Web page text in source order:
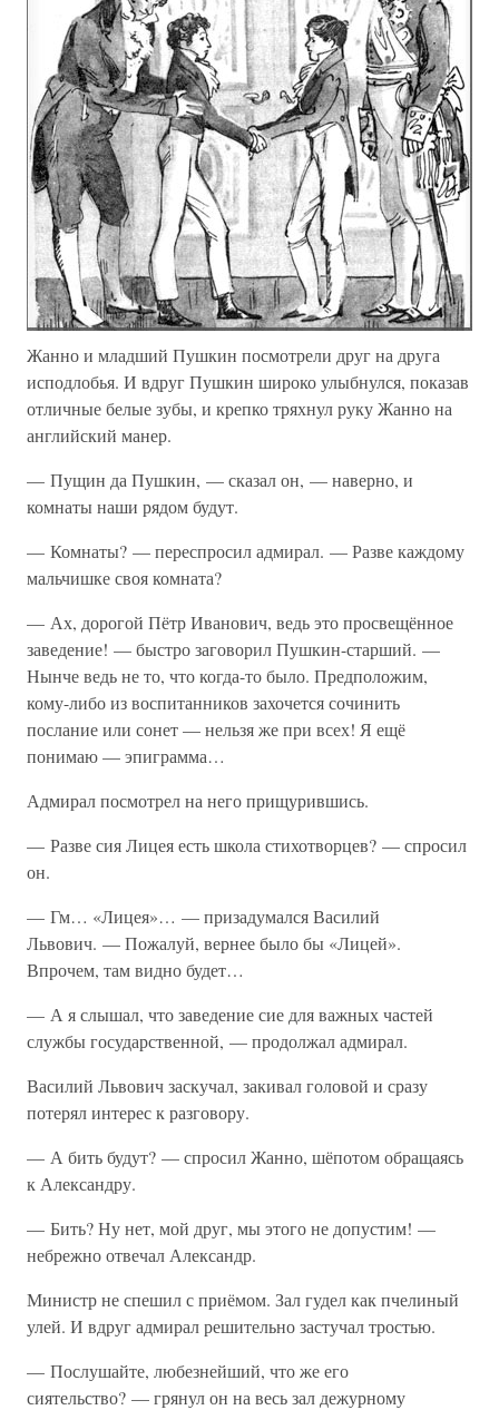
Жанно и младший Пушкин посмотрели друг на друга
исподлобья. И вдруг Пушкин широко улыбнулся, показав
отличные белые зубы, и крепко тряхнул руку Жанно на
английский манер.
— Пущин да Пушкин, — сказал он, — наверно, и
комнаты наши рядом будут.
— Комнаты? — переспросил адмирал. — Разве каждому
мальчишке своя комната?
— Ах, дорогой Пётр Иванович, ведь это просвещённое
заведение! — быстро заговорил Пушкин-старший. —
Нынче ведь не то, что когда-то было. Предположим,
кому-либо из воспитанников захочется сочинить
послание или сонет — нельзя же при всех! Я ещё
понимаю — эпиграмма…
Адмирал посмотрел на него прищурившись.
— Разве сия Лицея есть школа стихотворцев? — спросил
он.
— Гм… «Лицея»… — призадумался Василий
Львович. — Пожалуй, вернее было бы «Лицей».
Впрочем, там видно будет…
— А я слышал, что заведение сие для важных частей
службы государственной, — продолжал адмирал.
Василий Львович заскучал, закивал головой и сразу
потерял интерес к разговору.
— А бить будут? — спросил Жанно, шёпотом обращаясь
к Александру.
— Бить? Ну нет, мой друг, мы этого не допустим! —
небрежно отвечал Александр.
Министр не спешил с приёмом. Зал гудел как пчелиный
улей. И вдруг адмирал решительно застучал тростью.
— Послушайте, любезнейший, что же его
сиятельство? — грянул он на весь зал дежурному